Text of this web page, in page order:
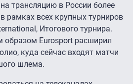
трансляцию в России более
рамках всех крупных турниров
Итогового турнира.
образом Eurosport расширил
куда сейчас входят матчи
шлема.